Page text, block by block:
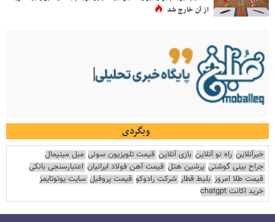
از آن خارج شد
وبگردی
خبرآنلاین راه نو آنلاین بازی آنلاین قیمت تلویزیون سونی مبل مینیمال
جراح بینی گوشتی پرشین هتل قیمت آهن فولاد ایرانیان اعتبارسنجی بانکی
قیمت طلا امروز بلیط قطار شرکت رادوکو قیمت پروفیل سایت یوتوتایمز
خرید اکانت chatgpt